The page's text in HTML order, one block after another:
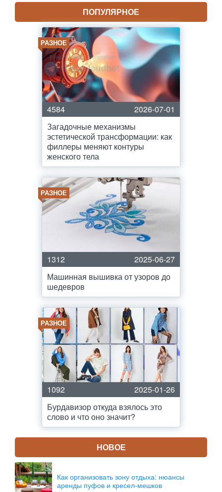
ПОПУЛЯРНОЕ
РАЗНОЕ
4584
2026-07-01
Загадочные механизмы
эстетической трансформации: как
филлеры меняют контуры
женского тела
РАЗНОЕ
1312
2025-06-27
Машинная вышивка от узоров до
шедевров
РАЗНОЕ
1092
2025-01-26
Бурдавизор откуда взялось это
слово и что оно значит?
НОВОЕ
Как организовать зону отдыха: нюансы
аренды пуфов и кресел-мешков